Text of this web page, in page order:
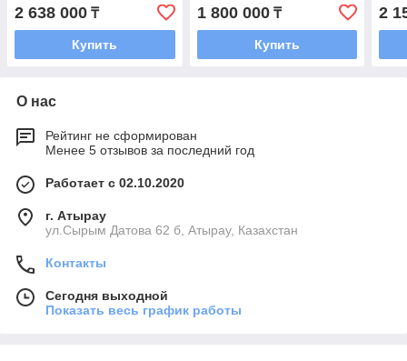
2 638 000 ₸
Купить
1 800 000₸
Купить
2
О нас
Рейтинг не сформирован
Менее 5 отзывов за последний год
Работает с 02.10.2020
г. Атырау
ул.Сырым Датова 62 б, Атырау, Казахстан
Контакты
Сегодня выходной
Показать весь график работы